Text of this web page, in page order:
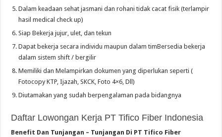
Dalam keadaan sehat jasmani dan rohani tidak cacat fisik (terlampir
hasil medical check up)
Siap Bekerja jujur, ulet, dan tekun
Dapat bekerja secara individu maupun dalam timBersedia bekerja
dalam sistem shift / bergilir
Memiliki dan Melampirkan dokumen yang diperlukan seperti (
Fotocopy KTP, Ijazah, SKCK, Foto 4×6, Dll)
Diutamakan yang sudah berpengalaman pada bidangnya
Daftar Lowongan Kerja PT Tifico Fiber Indonesia
Benefit Dan Tunjangan – Tunjangan Di PT Tifico Fiber